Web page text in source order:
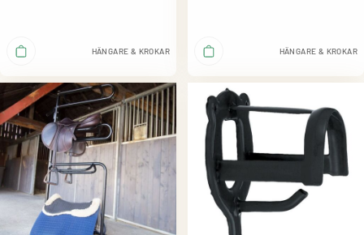
HÄNGARE & KROKAR HÄNGARE & KROKAR